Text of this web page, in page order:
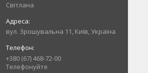
Світлана
вул. Зрошувальна 11, Київ, Україна
+380 (67) 468-72-00
Телефонуйте